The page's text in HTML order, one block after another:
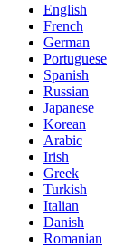
English
French
German
Portuguese
Spanish
Russian
Japanese
Korean
Arabic
Irish
Greek
Turkish
Italian
Danish
Romanian